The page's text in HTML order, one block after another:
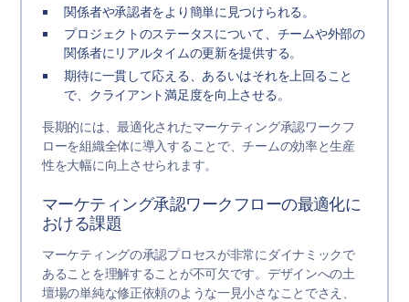
関係者や承認者をより簡単に見つけられる。
プロジェクトのステータスについて、チームや外部の
関係者にリアルタイムの更新を提供する。
期待に一貫して応える、あるいはそれを上回ること
で、クライアント満足度を向上させる。
長期的には、最適化されたマーケティング承認ワークフ
ローを組織全体に導入することで、チームの効率と生産
性を大幅に向上させられます。
マーケティング承認ワークフローの最適化に
おける課題
マーケティングの承認プロセスが非常にダイナミックで
あることを理解することが不可欠です。デザインへの土
壇場の単純な修正依頼のような一見小さなことでさえ、